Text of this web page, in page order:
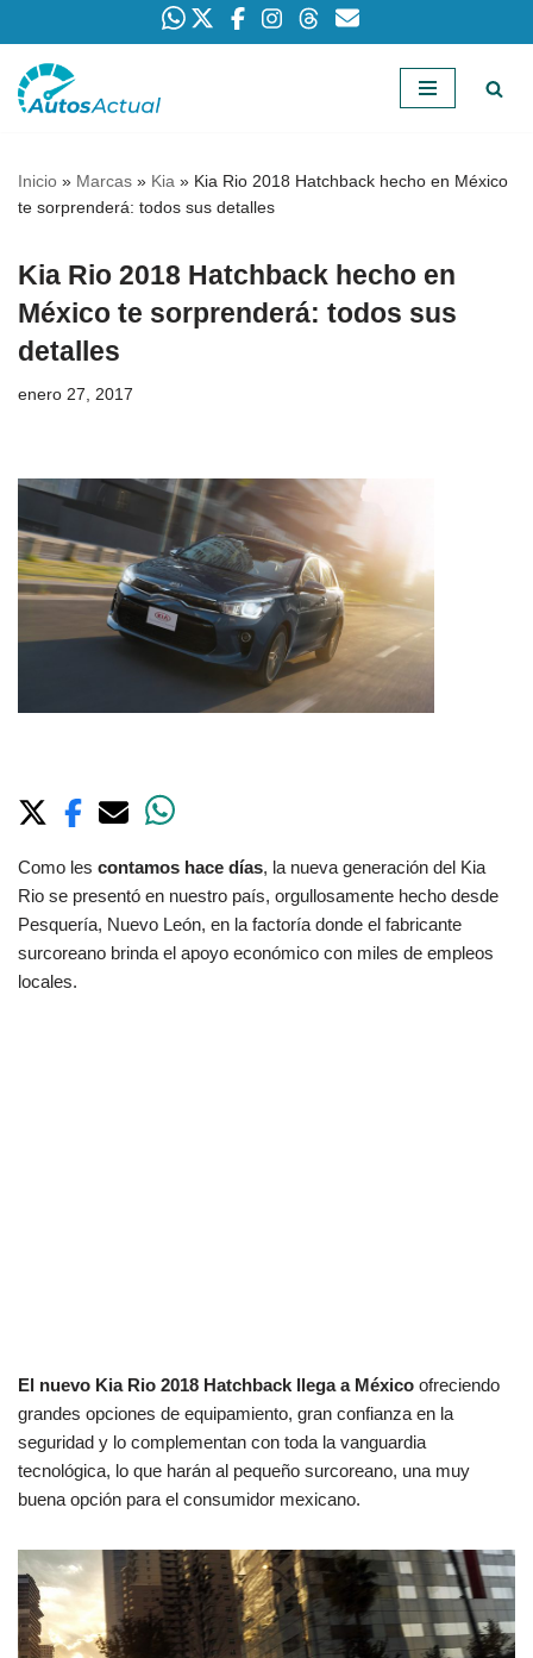
Saltar
Inicio » Marcas » Kia » Kia Rio 2018 Hatchback hecho en México
te sorprenderá: todos sus detalles
Kia Rio 2018 Hatchback hecho en
México te sorprenderá: todos sus
detalles
enero 27, 2017
Como les contamos hace días, la nueva generación del Kia
Rio se presentó en nuestro país, orgullosamente hecho desde
Pesquería, Nuevo León, en la factoría donde el fabricante
surcoreano brinda el apoyo económico con miles de empleos
locales.
El nuevo Kia Rio 2018 Hatchback llega a México ofreciendo
grandes opciones de equipamiento, gran confianza en la
seguridad y lo complementan con toda la vanguardia
tecnológica, lo que harán al pequeño surcoreano, una muy
buena opción para el consumidor mexicano.